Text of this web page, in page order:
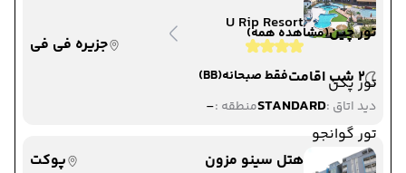
تور چین(مشاهده همه)
تور پکن
تور گوانجو
U Rip Resort
جزیره فی فی
2 شب اقامت
فقط صبحانه(BB)
دید اتاق :STANDARDمنطقه :-
هتل سینو مزون
پوکت